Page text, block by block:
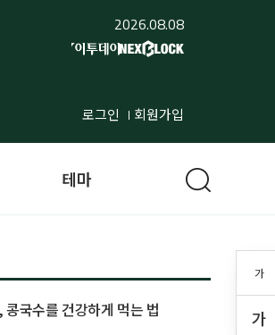
2026.08.08
로그인 회원가입
가
가
테마
국수를 건강하게 먹는 법